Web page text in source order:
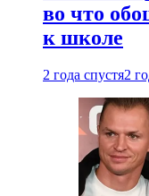
во что
к школе
2 года спустя2